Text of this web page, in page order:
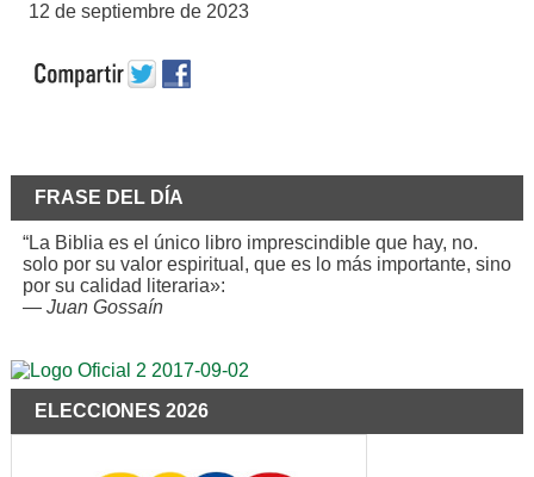
12 de septiembre de 2023
FRASE DEL DÍA
“La Biblia es el único libro imprescindible que hay, no.
solo por su valor espiritual, que es lo más importante, sino
por su calidad literaria»:
— Juan Gossaín
ELECCIONES 2026